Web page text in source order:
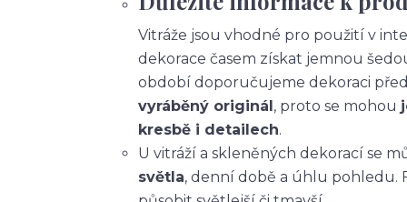
Vitráže jsou vhodné pro použití v
dekorace časem získat jemnou
období doporučujeme dekoraci
vyráběný originál, proto se mohou
kresbě i detailech.
U vitráží a skleněných dekorací se
světla, denní době a úhlu pohledu.